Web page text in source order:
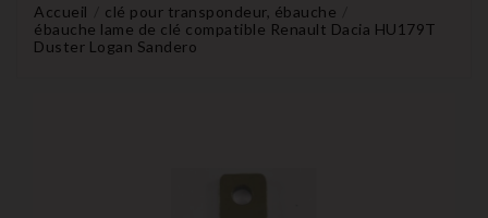
Accueil
clé pour transpondeur, ébauche
ébauche lame de clé compatible Renault Dacia HU179T
Duster Logan Sandero